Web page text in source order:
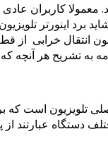
معمولا
برد اینورتر
انتقال خرابی از
هر آنچه که
تلویزیون است که
عبارتند